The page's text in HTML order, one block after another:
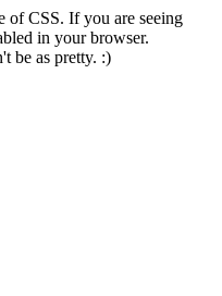
of CSS. If you are seeing
in your browser.
be as pretty. :)